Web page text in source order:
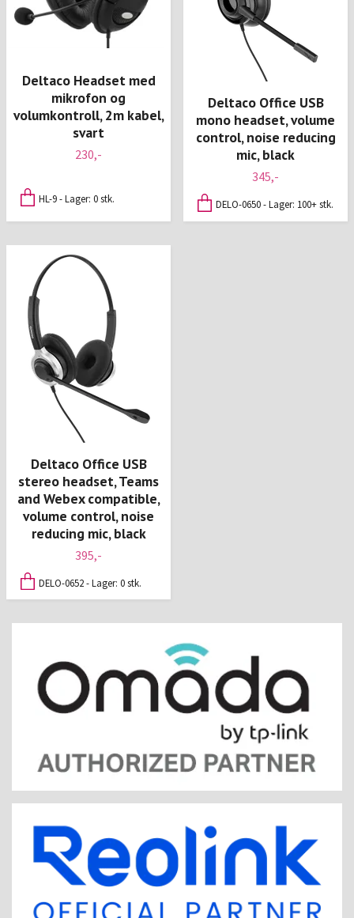
Deltaco Headset med
mikrofon og
volumkontroll, 2m kabel,
svart
230,-
HL-9 - Lager: 0 stk.
Deltaco Office USB
mono headset, volume
control, noise reducing
mic, black
345,-
DELO-0650 - Lager: 100+ stk.
Deltaco Office USB
stereo headset, Teams
and Webex compatible,
volume control, noise
reducing mic, black
395,-
DELO-0652 - Lager: 0 stk.